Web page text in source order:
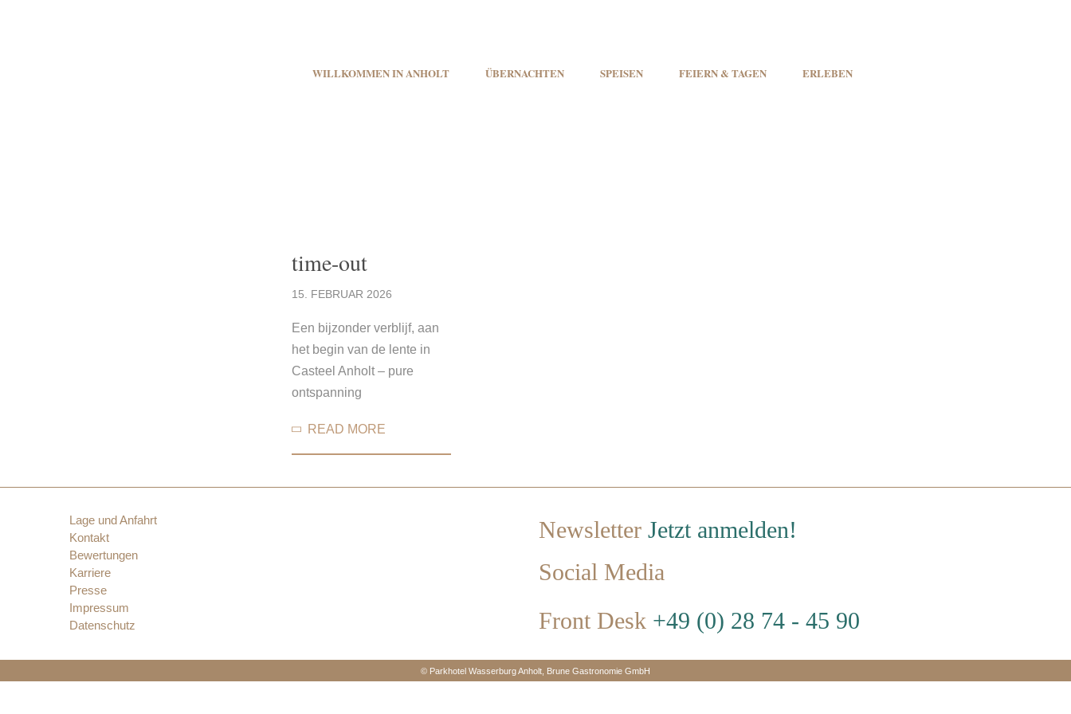
WILLKOMMEN IN ANHOLT ÜBERNACHTEN SPEISEN FEIERN & TAGEN ERLEBEN
time-out
15. FEBRUAR 2026
Een bijzonder verblijf, aan
het begin van de lente in
Casteel Anholt – pure
ontspanning
READ MORE
Lage und Anfahrt
Kontakt
Bewertungen
Karriere
Presse
Impressum
Datenschutz
Newsletter Jetzt anmelden!
Social Media
Front Desk +49 (0) 28 74 - 45 90
© Parkhotel Wasserburg Anholt, Brune Gastronomie GmbH